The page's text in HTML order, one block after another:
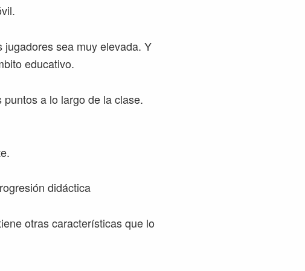
sea muy elevada. Y
educativo.
a lo largo de la clase.
didáctica
otras características que lo